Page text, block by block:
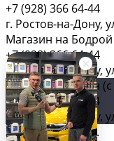
+7 (928) 366 64-44
г. Ростов-на-Дону,
Магазин на Бодрой
+7 (928) 366 64-44
г. Ростов-на-Дону,
Главный магазин
+7 (928) 366 64-44
г. Ростов-на-Дону,
Загрузка карты ...